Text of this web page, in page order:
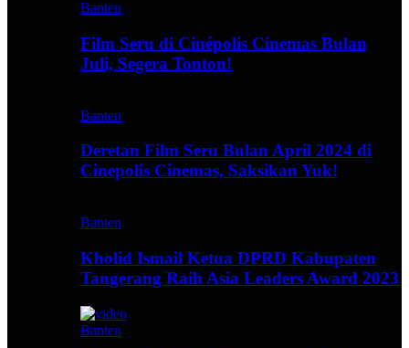
Banten
Film Seru di Cinépolis Cinemas Bulan
Juli, Segera Tonton!
Banten
Deretan Film Seru Bulan April 2024 di
Cinepolis Cinemas, Saksikan Yuk!
Banten
Kholid Ismail Ketua DPRD Kabupaten
Tangerang Raih Asia Leaders Award 2023
Banten